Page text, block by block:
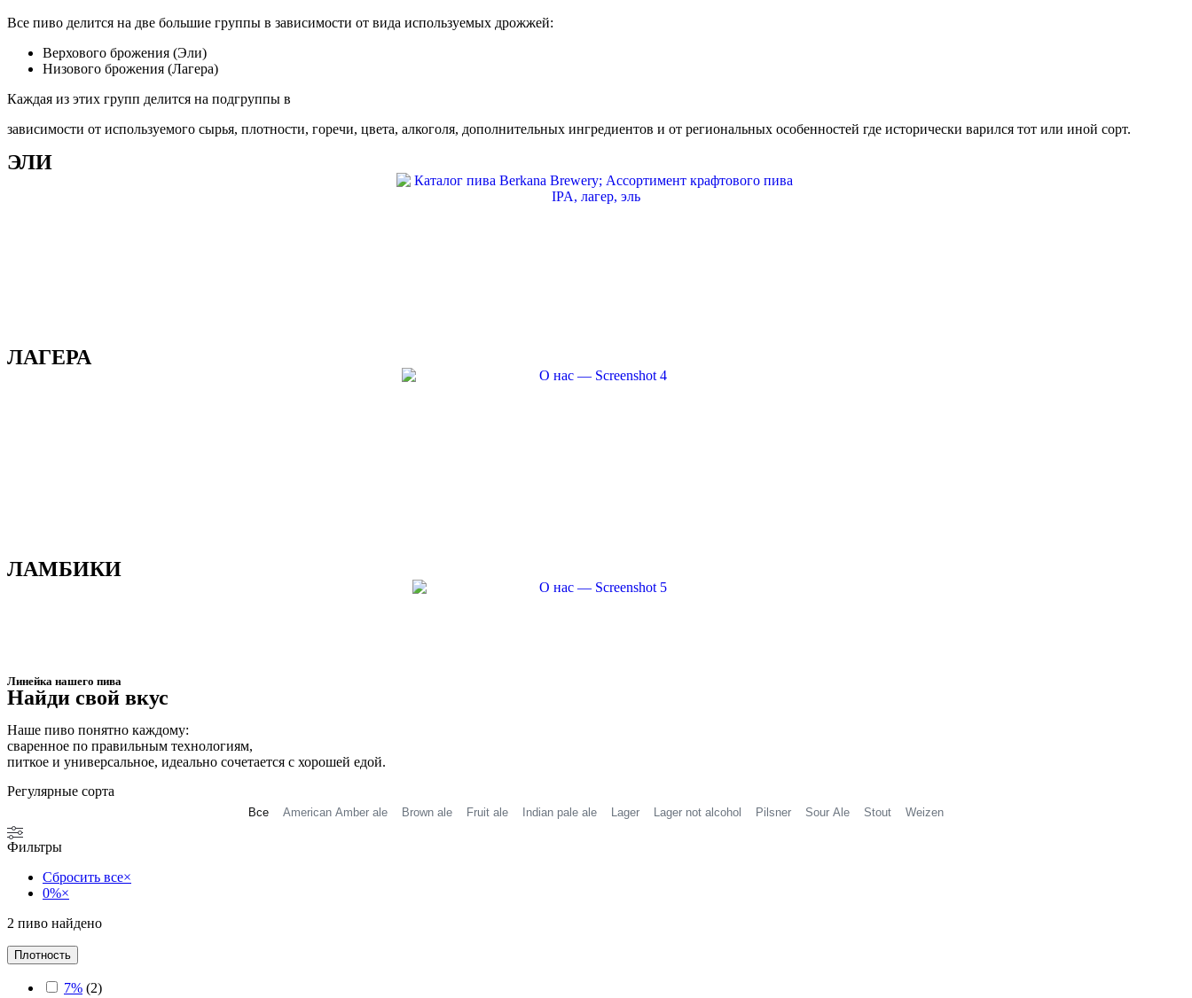
Все пиво делится на две большие группы в зависимости от вида используемых дрожжей:
Верхового брожения (Эли)
Низового брожения (Лагера)
Каждая из этих групп делится на подгруппы в
зависимости от используемого сырья, плотности, горечи, цвета, алкоголя, дополнительных ингредиентов и от региональных особенностей где исторически варился тот или иной сорт.
ЭЛИ
ЛАГЕРА
ЛАМБИКИ
Линейка нашего пива
Найди свой вкус
Наше пиво понятно каждому:
сваренное по правильным технологиям,
питкое и универсальное, идеально сочетается с хорошей едой.
Регулярные сорта
American Amber ale Brown ale Fruit ale Indian pale ale Lager Lager not alcohol Pilsner Sour Ale Stout Weizen
Все
Фильтры
Сбросить все×
0%×
2 пиво найдено
Плотность
7% (2)